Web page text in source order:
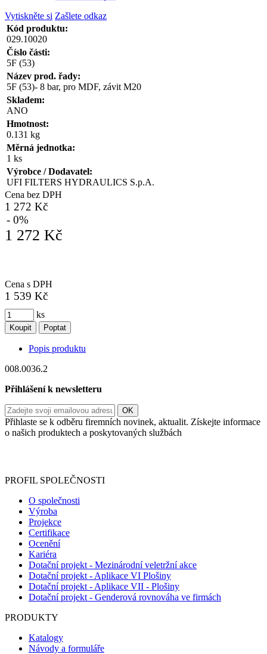
Vytiskněte si Zašlete odkaz
Kód produktu:
029.10020
Číslo části:
5F (53)
Název prod. řady:
5F (53)- 8 bar, pro MDF, závit M20
Skladem:
ANO
Hmotnost:
0.131 kg
Měrná jednotka:
1 ks
Výrobce / Dodavatel:
UFI FILTERS HYDRAULICS S.p.A.
Cena bez DPH
1 272 Kč
- 0%
1 272 Kč
Cena s DPH
1 539 Kč
ks
Koupit Poptat
Popis produktu
008.0036.2
Přihlášení k newsletteru
Přihlaste se k odběru firemních novinek, aktualit. Získejte informace
o našich produktech a poskytovaných službách
PROFIL SPOLEČNOSTI
O společnosti
Výroba
Projekce
Certifikace
Ocenění
Kariéra
Dotační projekt - Mezinárodní veletržní akce
Dotační projekt - Aplikace VI Plošiny
Dotační projekt - Aplikace VII - Plošiny
Dotační projekt - Genderová rovnováha ve firmách
PRODUKTY
Katalogy
Návody a formuláře